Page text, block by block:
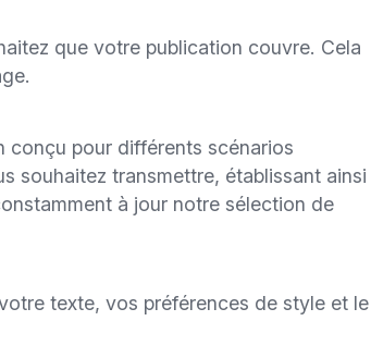
que votre publication couvre. Cela
conçu pour différents scénarios
souhaitez transmettre, établissant ainsi
à jour notre sélection de
texte, vos préférences de style et le